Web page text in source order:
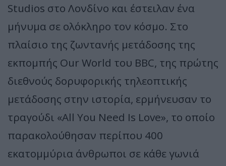
Studios στο Λονδίνο και έστειλαν ένα
μήνυμα σε ολόκληρο τον κόσμο. Στο
πλαίσιο της ζωντανής μετάδοσης της
εκπομπής Our World του BBC, της πρώτης
διεθνούς δορυφορικής τηλεοπτικής
μετάδοσης στην ιστορία, ερμήνευσαν το
τραγούδι «All You Need Is Love», το οποίο
παρακολούθησαν περίπου 400
εκατομμύρια άνθρωποι σε κάθε γωνιά